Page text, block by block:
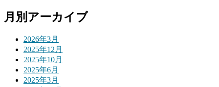
月別アーカイブ
2026年3月
2025年12月
2025年10月
2025年6月
2025年3月